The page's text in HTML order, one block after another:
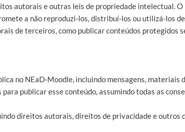
autorais e outras leis de propriedade intelectual. O
a não reproduzi-los, distribuí-los ou utilizá-los
de terceiros, como publicar conteúdos protegidos
no NEaD-Moodle, incluindo mensagens,
publicar esse conteúdo, assumindo todas as
direitos autorais, direitos de privacidade e outros